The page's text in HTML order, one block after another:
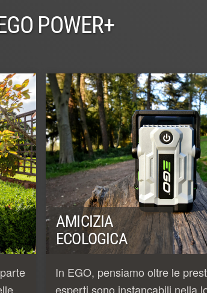
POWER+
AMICIZIA
ECOLOGICA
In EGO, pensiamo oltre le
esperti sono instancabili nella